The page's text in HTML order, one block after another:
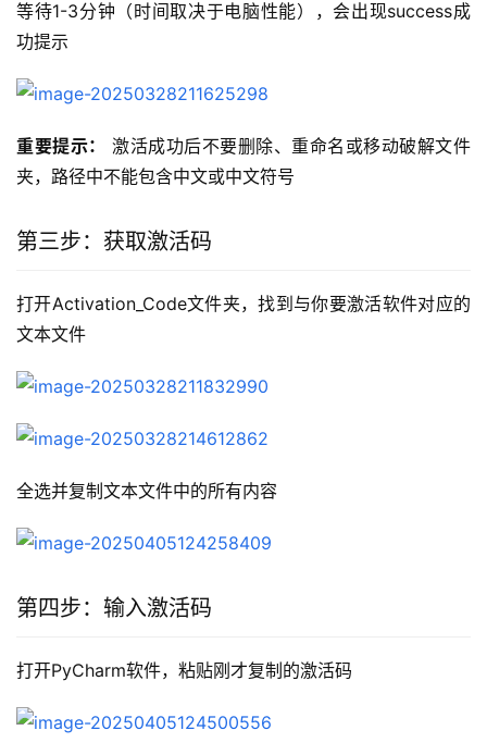
等待1-3分钟（时间取决于电脑性能），会出现success成
功提示
重要提示：
激活成功后不要删除、重命名或移动破解文件
夹，路径中不能包含中文或中文符号
第三步：获取激活码
打开Activation_Code文件夹，找到与你要激活软件对应的
文本文件
全选并复制文本文件中的所有内容
第四步：输入激活码
打开PyCharm软件，粘贴刚才复制的激活码